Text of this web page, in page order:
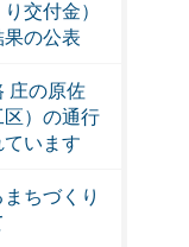
交付金）
の公表
庄の原佐
区）の通行
います
ちづくり